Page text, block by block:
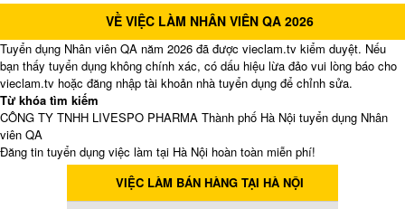
VỀ VIỆC LÀM NHÂN VIÊN QA 2026
Tuyển dụng Nhân viên QA năm 2026 đã được vieclam.tv kiểm duyệt. Nếu
bạn thấy tuyển dụng không chính xác, có dấu hiệu lừa đảo vui lòng báo cho
vieclam.tv hoặc đăng nhập tài khoản nhà tuyển dụng để chỉnh sửa.
Từ khóa tìm kiếm
CÔNG TY TNHH LIVESPO PHARMA Thành phố Hà Nội tuyển dụng Nhân
viên QA
Đăng tin tuyển dụng việc làm tại Hà Nội hoàn toàn miễn phí!
VIỆC LÀM BÁN HÀNG TẠI HÀ NỘI